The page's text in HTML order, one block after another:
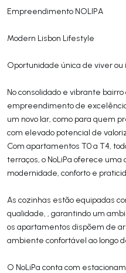
Empreendimento NOLIPA
Modern Lisbon Lifestyle
Oportunidade única de viver ou
No consolidado e vibrante
empreendimento de
um novo lar, como para quem
com elevado potencial de
Com apartamentos T0 a T4,
terraços, o NoLiPa oferece
modernidade, conforto e
As cozinhas estão equipadas
qualidade, , garantindo um
os apartamentos dispõem de
ambiente confortável ao longo
O NoLiPa conta com